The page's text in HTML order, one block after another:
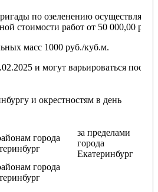
по озеленению осуществляется
стоимости работ от 50 000,00 руб.
масс 1000 руб./куб.м.
и могут варьироваться после
и окрестностям в день
города
за пределами
города
Екатеринбург
города